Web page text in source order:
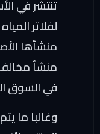
تنتشر في
لفلاتر
منشأها
منشأ
في السوق
وغالبا ما